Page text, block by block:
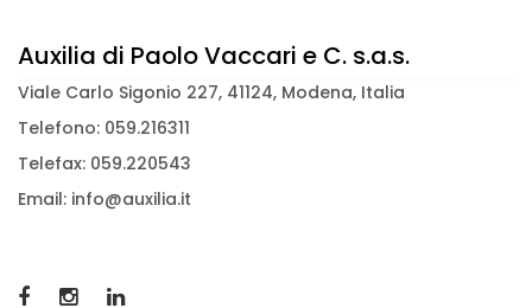
Auxilia di Paolo Vaccari e C. s.a.s.
Viale Carlo Sigonio 227, 41124, Modena, Italia
Telefono: 059.216311
Telefax: 059.220543
Email: info@auxilia.it